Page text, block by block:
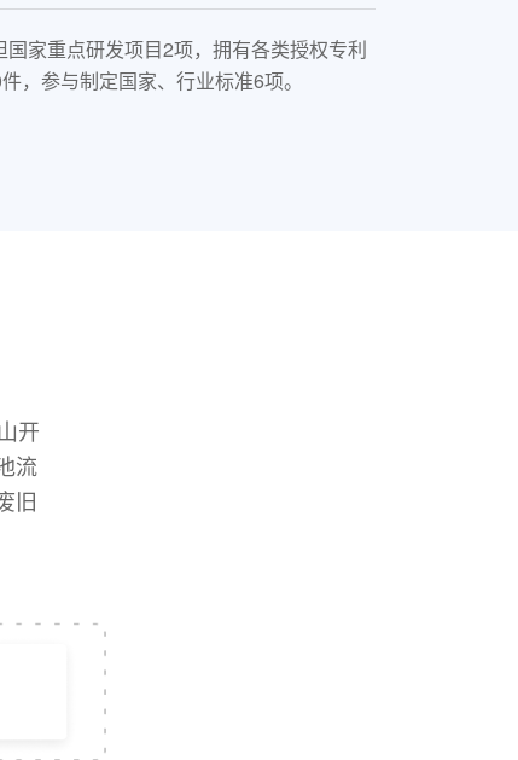
国家重点研发项目2项，拥有各类授权专利
，参与制定国家、行业标准6项。
开
流
旧